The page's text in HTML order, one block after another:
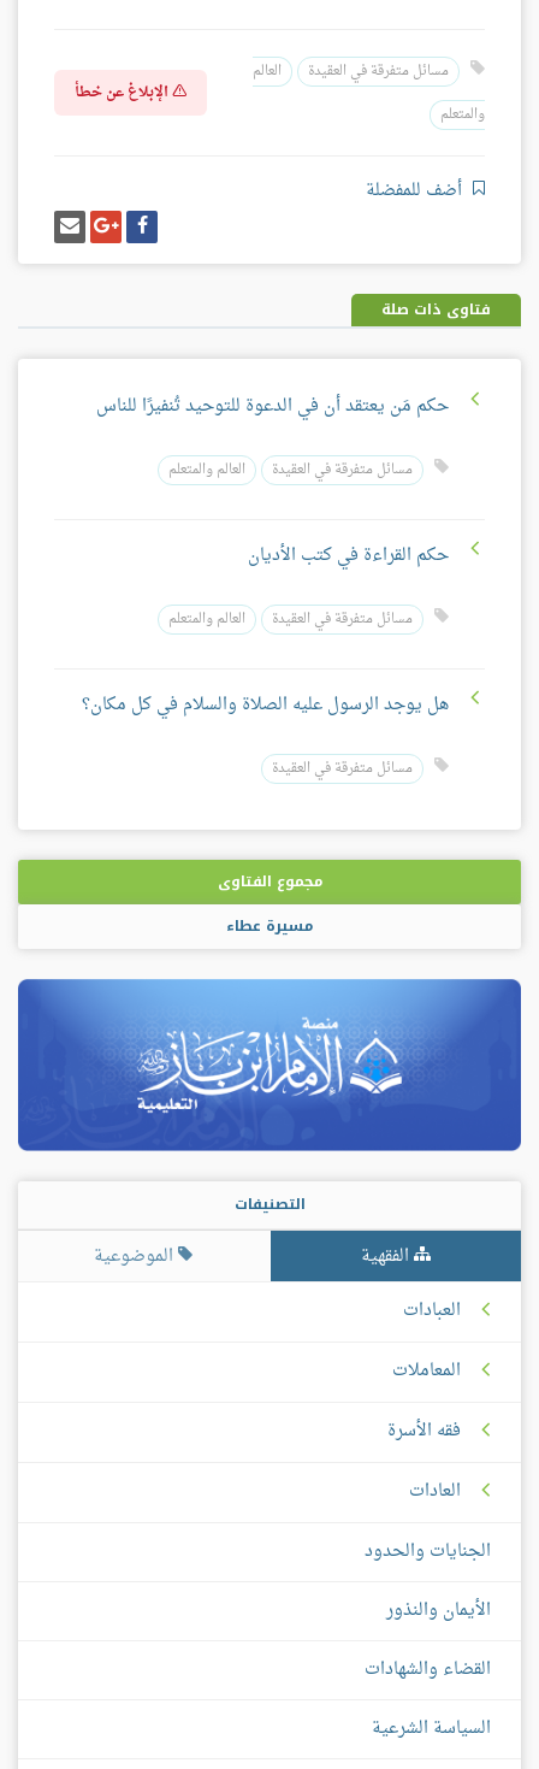
مسائل متفرقة في العقيدة
العالم
والمتعلم
الإبلاغ عن خطأ
أضف للمفضلة
شارك
على
فيسبوك
شارك
على
غوغل
بلس
إرسل
إيميل
فتاوى ذات صلة
حكم مَن يعتقد أن في الدعوة للتوحيد تُنفيرًا للناس
مسائل متفرقة في العقيدة العالم والمتعلم
حكم القراءة في كتب الأديان
مسائل متفرقة في العقيدة العالم والمتعلم
هل يوجد الرسول عليه الصلاة والسلام في كل مكان؟
مسائل متفرقة في العقيدة
مجموع الفتاوى
مسيرة عطاء
التصنيفات
الفقهية
الموضوعية
العبادات
المعاملات
فقه الأسرة
العادات
الجنايات والحدود
الأيمان والنذور
القضاء والشهادات
السياسة الشرعية